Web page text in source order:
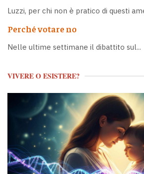
Luzzi, per chi non è pratico di questi
Perché votare no
Nelle ultime settimane il dibattito sul...
VIVERE O ESISTERE?